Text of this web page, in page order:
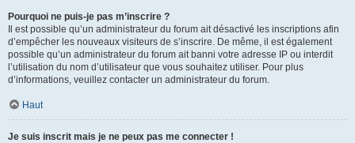
Pourquoi ne puis-je pas m’inscrire ?
Il est possible qu’un administrateur du forum ait désactivé les inscriptions afin
d’empêcher les nouveaux visiteurs de s’inscrire. De même, il est également
possible qu’un administrateur du forum ait banni votre adresse IP ou interdit
l’utilisation du nom d’utilisateur que vous souhaitez utiliser. Pour plus
d’informations, veuillez contacter un administrateur du forum.
Haut
Je suis inscrit mais je ne peux pas me connecter !